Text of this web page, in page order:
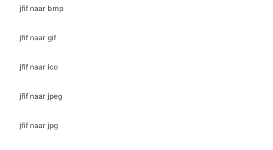
jfif naar ico
jfif naar jpeg
jfif naar jpg
jfif naar png
jfif naar webp